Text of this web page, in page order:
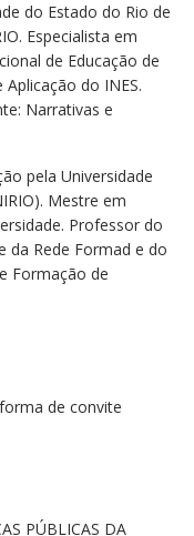
do Estado do Rio de
Especialista em
de Educação de
do INES.
Narrativas e
pela Universidade
Mestre em
Professor do
da Rede Formad e do
Formação de
de convite
PÚBLICAS DA